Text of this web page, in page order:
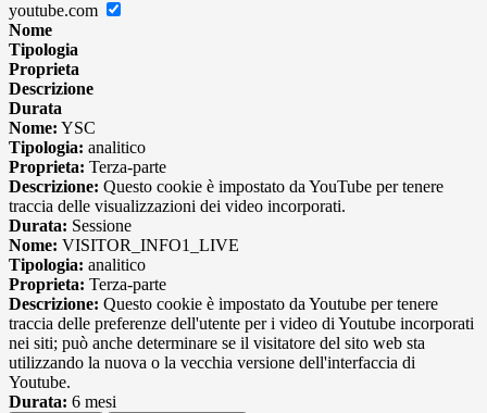
youtube.com
Nome
Tipologia
Proprieta
Descrizione
Durata
Nome: YSC
Tipologia: analitico
Proprieta: Terza-parte
Descrizione: Questo cookie è impostato da YouTube per tenere
traccia delle visualizzazioni dei video incorporati.
Durata: Sessione
Nome: VISITOR_INFO1_LIVE
Tipologia: analitico
Proprieta: Terza-parte
Descrizione: Questo cookie è impostato da Youtube per tenere
traccia delle preferenze dell'utente per i video di Youtube incorporati
nei siti; può anche determinare se il visitatore del sito web sta
utilizzando la nuova o la vecchia versione dell'interfaccia di
Youtube.
Durata: 6 mesi